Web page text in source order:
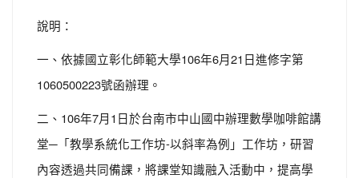
說明：
一、依據國立彰化師範大學106年6月21日進修字第
1060500223號函辦理。
二、106年7月1日於台南市中山國中辦理數學咖啡館講
堂─「教學系統化工作坊-以斜率為例」工作坊，研習
內容透過共同備課，將課堂知識融入活動中，提高學